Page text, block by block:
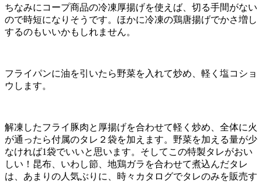
ちなみにコープ商品の冷凍厚揚げを使えば、切る手間がない
ので時短になりそうです。ほかに冷凍の鶏唐揚げでかさ増し
するのもいいかもしれません。
フライパンに油を引いたら野菜を入れて炒め、軽く塩コショ
ウします。
解凍したフライ豚肉と厚揚げを合わせて軽く炒め、全体に火
が通ったら付属のタレ２袋を加えます。野菜を加える量が少
なければ1袋でいいと思います。そしてこの特製タレがおい
しい！昆布、いわし節、地鶏ガラを合わせて煮込んだタレ
は、あまりの人気ぶりに、時々カタログでタレのみを販売す